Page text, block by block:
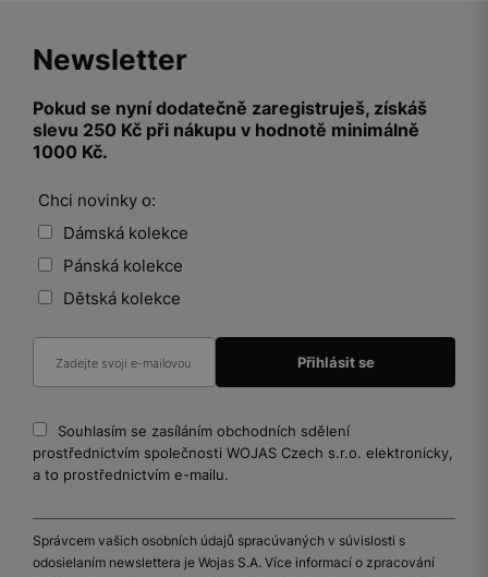
Newsletter
Pokud se nyní dodatečně zaregistruješ, získáš
slevu 250 Kč při nákupu v hodnotě minimálně
1000 Kč.
Chci novinky o:
Dámská kolekce
Pánská kolekce
Dětská kolekce
Souhlasím se zasíláním obchodních sdělení
prostřednictvím společnosti WOJAS Czech s.r.o. elektronicky,
a to prostřednictvím e-mailu.
Správcem vašich osobních údajů spracúvaných v súvislosti s
odosielaním newslettera je Wojas S.A. Více informací o zpracování